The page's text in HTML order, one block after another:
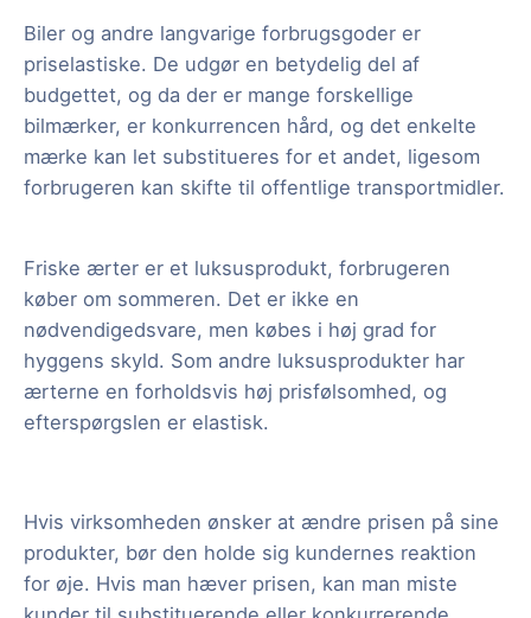
Biler og andre langvarige forbrugsgoder er
priselastiske. De udgør en betydelig del af
budgettet, og da der er mange forskellige
bilmærker, er konkurrencen hård, og det enkelte
mærke kan let substitueres for et andet, ligesom
forbrugeren kan skifte til offentlige transportmidler.
Friske ærter er et luksusprodukt, forbrugeren
køber om sommeren. Det er ikke en
nødvendigedsvare, men købes i høj grad for
hyggens skyld. Som andre luksusprodukter har
ærterne en forholdsvis høj prisfølsomhed, og
efterspørgslen er elastisk.
Hvis virksomheden ønsker at ændre prisen på sine
produkter, bør den holde sig kundernes reaktion
for øje. Hvis man hæver prisen, kan man miste